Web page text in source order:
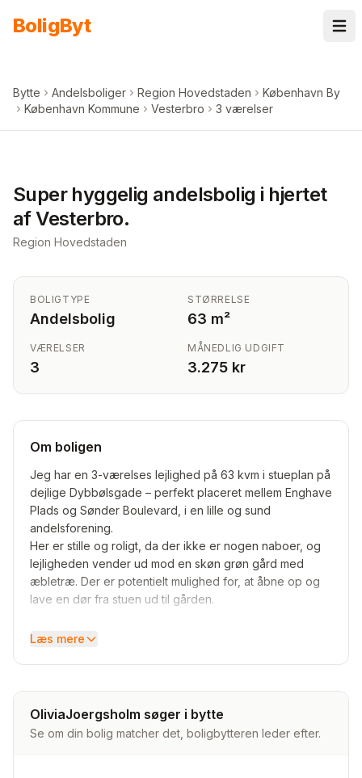
BoligByt
Bytte Andelsboliger Region Hovedstaden
København By
København Kommune
Vesterbro 3 værelser
Super hyggelig andelsbolig i hjertet
af Vesterbro.
Region Hovedstaden
BOLIGTYPE
Andelsbolig
STØRRELSE
63 m²
VÆRELSER
3
MÅNEDLIG UDGIFT
3.275 kr
Om boligen
Jeg har en 3-værelses lejlighed på 63 kvm i stueplan på
dejlige Dybbølsgade – perfekt placeret mellem Enghave
Plads og Sønder Boulevard, i en lille og sund
andelsforening.
Her er stille og roligt, da der ikke er nogen naboer, og
lejligheden vender ud mod en skøn grøn gård med
æbletræ. Der er potentielt mulighed for, at åbne op og
lave en dør fra stuen ud til gården.
Med lejligheden følger der loftrum samt adgang til fælles
hund) og Airbnb, hvis det skulle være relevant for jer.
Læs mere
OliviaJoergsholm søger i bytte
Se om din bolig matcher det, boligbytteren leder efter.